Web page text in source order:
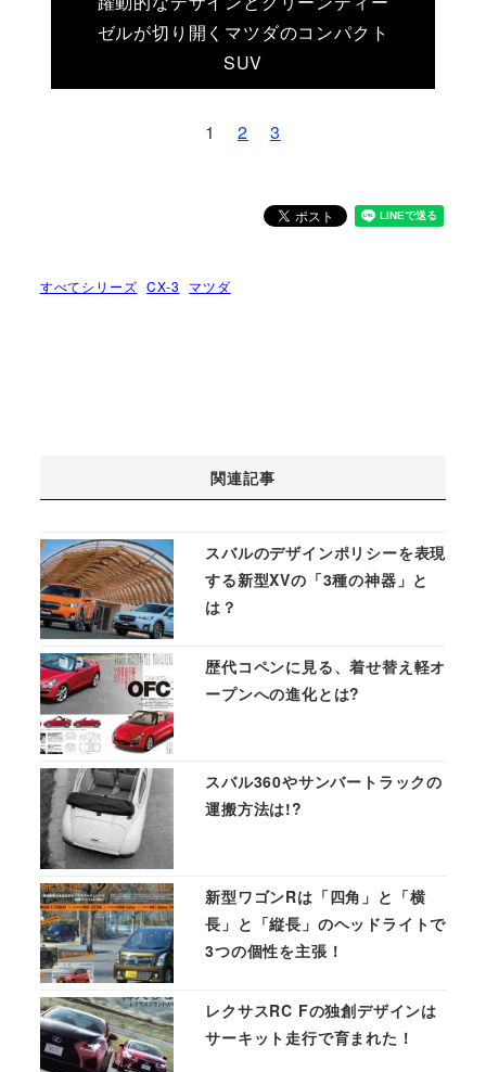
ゼルが切り開くマツダのコンパクト
SUV
1 2 3
すべてシリーズ CX-3 マツダ
関連記事
スバルのデザインポリシーを表現
する新型XVの「3種の神器」と
は？
歴代コペンに見る、着せ替え軽オ
ープンへの進化とは?
スバル360やサンバートラックの
運搬方法は!?
新型ワゴンRは「四角」と「横
長」と「縦長」のヘッドライトで
3つの個性を主張！
レクサスRC Fの独創デザインは
サーキット走行で育まれた！